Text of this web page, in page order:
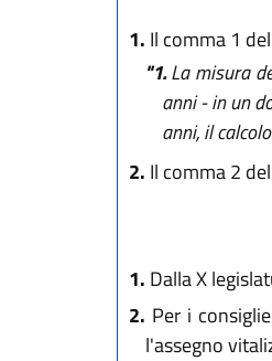
1. Il comma 1
"1.La misura
anni - in un
anni, il
2. Il comma 2
1. Dalla X
2. Per i
l'assegno